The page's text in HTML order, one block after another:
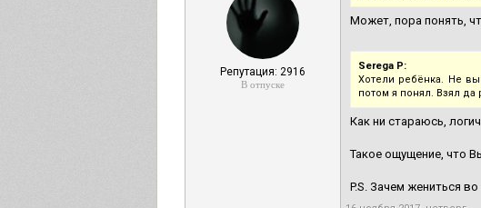
Репутация: 2916
В отпуске
Может, пора понять,
Serega P:
Хотели ребёнка. Не
потом я понял. Взял
Как ни стараюсь,
Такое ощущение, что
P.S. Зачем жениться